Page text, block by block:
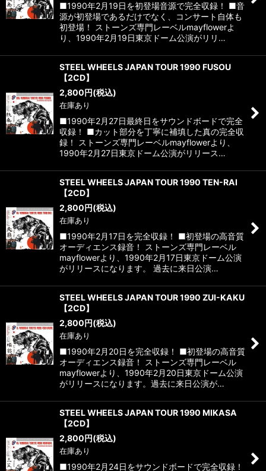
■1990年2月19日を初登場音源で完全収録！ ■音
源が初登場であるだけでなく、コンサート自体も
初登場！ ストーンズ専門レーベルmayflowerよ
り、1990年2月19日東京ドーム公演がリリ…
STEEL WHEELS JAPAN TOUR 1990 FUSOU
【2CD】
2,800円(税込)
在庫あり
■1990年2月27日最終日をサウンドボードで完全
収録！ ■カット部分を丁寧に補填した真の完全収
録！ ストーンズ専門レーベルmayflowerより、
1990年2月27日東京ドーム公演がリリース…
STEEL WHEELS JAPAN TOUR 1990 TEN-RAI
【2CD】
2,800円(税込)
在庫あり
■1990年2月17日を完全収録！ ■初登場の高音質
オーディエンス録音！ ストーンズ専門レーベル
mayflowerより、1990年2月17日東京ドーム公演
がリリースになります。 過去に来日公演…
STEEL WHEELS JAPAN TOUR 1990 ZUI-KAKU
【2CD】
2,800円(税込)
在庫あり
■1990年2月20日を完全収録！ ■初登場の高音質
オーディエンス録音！ ストーンズ専門レーベル
mayflowerより、1990年2月20日東京ドーム公演
がリリースになります。過去に来日公演が…
STEEL WHEELS JAPAN TOUR 1990 MIKASA
【2CD】
2,800円(税込)
在庫あり
■1990年2月24日をサウンドボードで完全収録！